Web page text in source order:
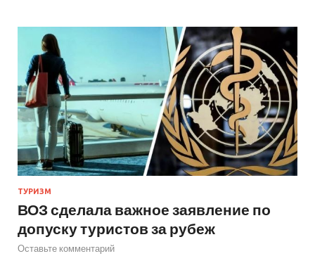
ТУРИЗМ
ВОЗ сделала важное заявление по
допуску туристов за рубеж
Оставьте комментарий